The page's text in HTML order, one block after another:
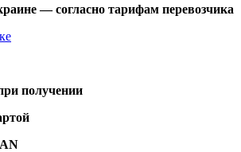
— согласно тарифам перевозчика
получении